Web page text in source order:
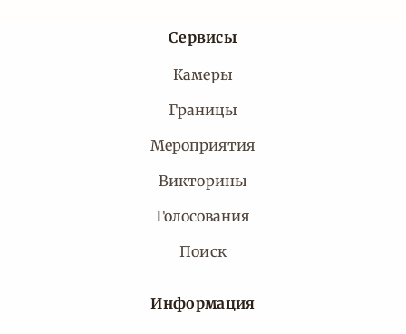
Сервисы
Камеры
Границы
Мероприятия
Викторины
Голосования
Поиск
Информация